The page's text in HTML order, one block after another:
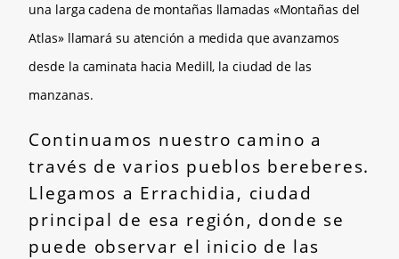
una larga cadena de montañas llamadas «Montañas del
Atlas» llamará su atención a medida que avanzamos
desde la caminata hacia Medill, la ciudad de las
manzanas.
Continuamos nuestro camino a
través de varios pueblos bereberes.
Llegamos a Errachidia, ciudad
principal de esa región, donde se
puede observar el inicio de las